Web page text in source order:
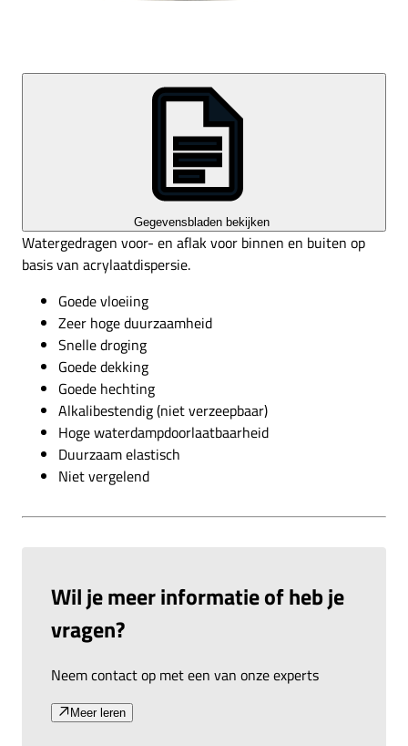
Gegevensbladen bekijken
Watergedragen voor- en aflak voor binnen en buiten op
basis van acrylaatdispersie.
Goede vloeiing
Zeer hoge duurzaamheid
Snelle droging
Goede dekking
Goede hechting
Alkalibestendig (niet verzeepbaar)
Hoge waterdampdoorlaatbaarheid
Duurzaam elastisch
Niet vergelend
Wil je meer informatie of heb je
vragen?
Neem contact op met een van onze experts
Meer leren